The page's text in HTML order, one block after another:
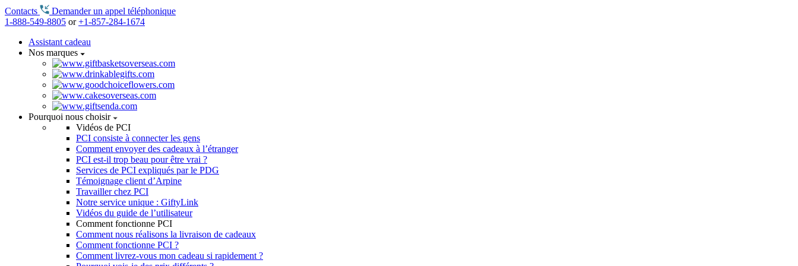
Contacts
Demander un appel téléphonique
1-888-549-8805 or+1-857-284-1674
Assistant cadeau
Nos marques
Pourquoi nous choisir
Vidéos de PCI
PCI consiste à connecter les gens
Comment envoyer des cadeaux à l’étranger
PCI est-il trop beau pour être vrai ?
Services de PCI expliqués par le PDG
Témoignage client d’Arpine
Travailler chez PCI
Notre service unique : GiftyLink
Vidéos du guide de l’utilisateur
Comment fonctionne PCI
Comment nous réalisons la livraison de cadeaux
Comment fonctionne PCI ?
Comment livrez-vous mon cadeau si rapidement ?